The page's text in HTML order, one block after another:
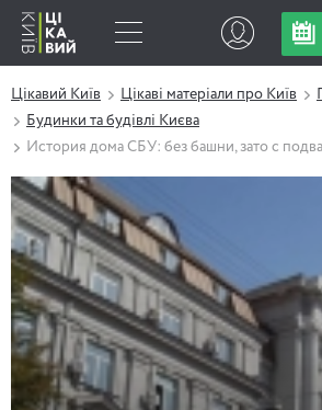
Цікавий Київ Цікаві матеріали про Київ
Будинки та будівлі Києва
История дома СБУ: без башни, зато с